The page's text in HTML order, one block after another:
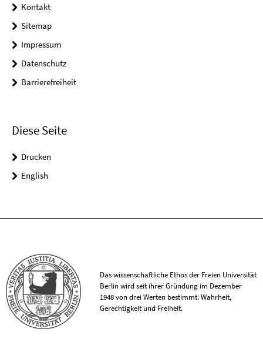
Kontakt
Sitemap
Impressum
Datenschutz
Barrierefreiheit
Diese Seite
Drucken
English
Das wissenschaftliche Ethos der Freien Universität
Berlin wird seit ihrer Gründung im Dezember
1948 von drei Werten bestimmt: Wahrheit,
Gerechtigkeit und Freiheit.